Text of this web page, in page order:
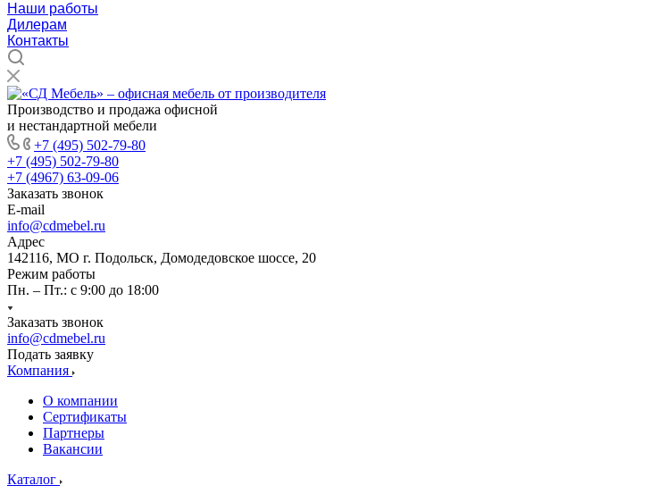
Наши работы
Дилерам
Контакты
Производство и продажа офисной
и нестандартной мебели
+7 (495) 502-79-80
+7 (495) 502-79-80
+7 (4967) 63-09-06
Заказать звонок
E-mail
info@cdmebel.ru
Адрес
142116, МО г. Подольск, Домодедовское шоссе, 20
Режим работы
Пн. – Пт.: с 9:00 до 18:00
Заказать звонок
info@cdmebel.ru
Подать заявку
Компания
О компании
Сертификаты
Партнеры
Вакансии
Каталог